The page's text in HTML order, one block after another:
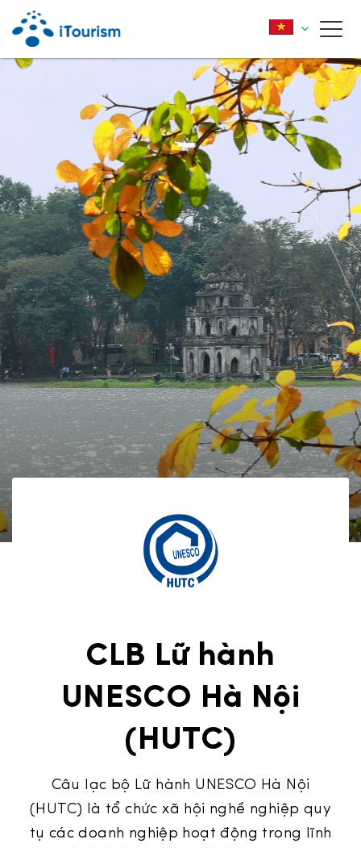
CLB Lữ hành
UNESCO Hà Nội
(HUTC)
Câu lạc bộ Lữ hành UNESCO Hà Nội
(HUTC) là tổ chức xã hội nghề nghiệp quy
tụ các doanh nghiệp hoạt động trong lĩnh